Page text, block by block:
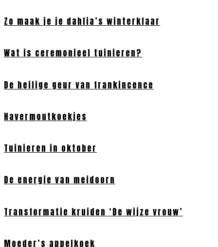
Zo maak je je dahlia’s winterklaar
Wat is ceremonieel tuinieren?
De heilige geur van frankincence
Havermoutkoekjes
Tuinieren in oktober
De energie van meidoorn
Transformatie kruiden ‘De wijze vrouw’
Moeder’s appelkoek